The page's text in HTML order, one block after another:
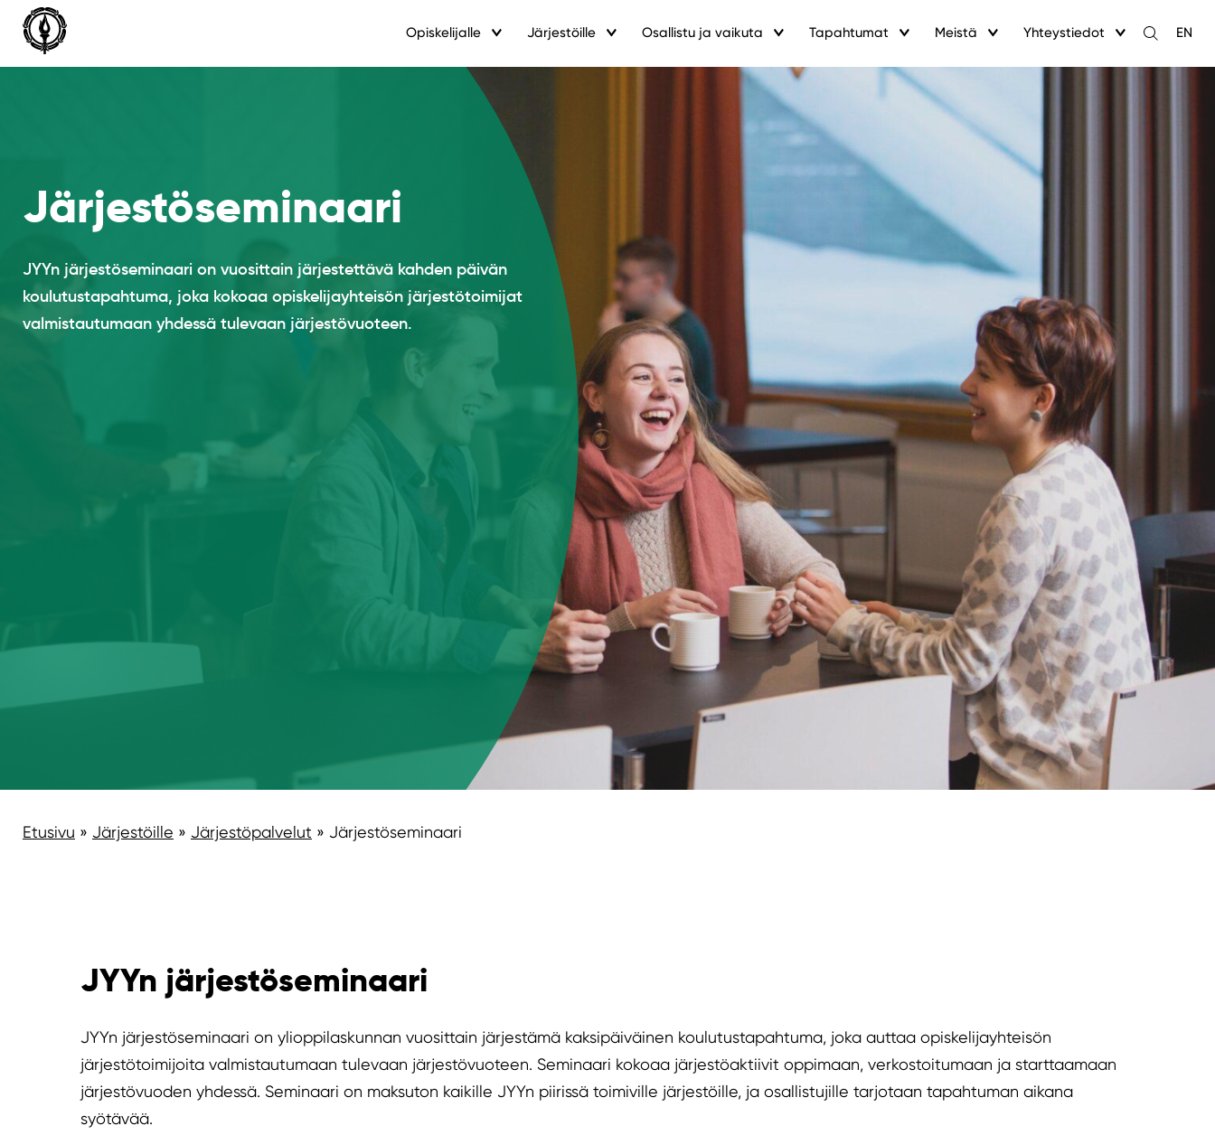
Siirry
sisältöön
Opiskelijalle Järjestöille Osallistu ja vaikuta Tapahtumat Meistä Yhteystiedot
Avaa
haku
EN
Etusivu » Järjestöille » Järjestöpalvelut » Järjestöseminaari
Järjestöseminaari
JYYn järjestöseminaari on vuosittain järjestettävä kahden päivän
koulutustapahtuma, joka kokoaa opiskelijayhteisön järjestötoimijat
valmistautumaan yhdessä tulevaan järjestövuoteen.
JYYn järjestöseminaari
JYYn järjestöseminaari on ylioppilaskunnan vuosittain järjestämä kaksipäiväinen koulutustapahtuma, joka auttaa opiskelijayhteisön
järjestötoimijoita valmistautumaan tulevaan järjestövuoteen. Seminaari kokoaa järjestöaktiivit oppimaan, verkostoitumaan ja starttaamaan
järjestövuoden yhdessä. Seminaari on maksuton kaikille JYYn piirissä toimiville järjestöille, ja osallistujille tarjotaan tapahtuman aikana
syötävää.